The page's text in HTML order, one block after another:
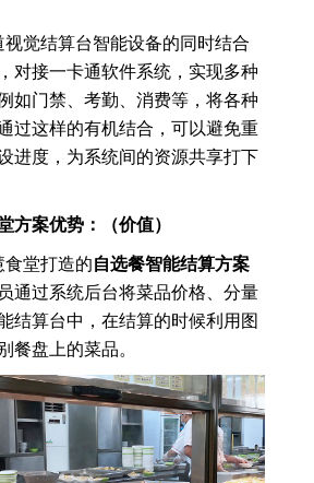
觉结算台智能设备的同时结合
对接一卡通软件系统，实现多种
如门禁、考勤、消费等，将各种
过这样的有机结合，可以避免重
进度，为系统间的资源共享打下
方案优势：（价值）
堂打造的自选餐智能结算方案
通过系统后台将菜品价格、分量
结算台中，在结算的时候利用图
餐盘上的菜品。